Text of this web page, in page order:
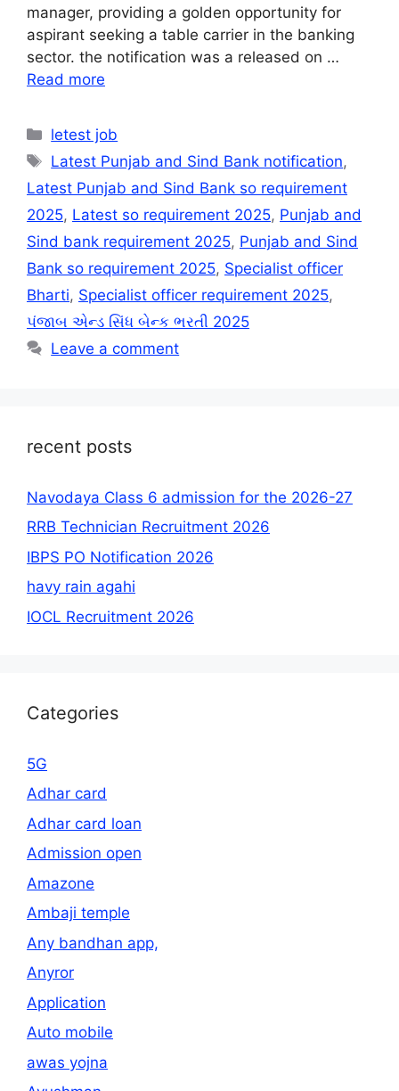
manager, providing a golden opportunity for
aspirant seeking a table carrier in the banking
sector. the notification was a released on …
Read more
Categories
letest job
Tags
Latest Punjab and Sind Bank notification,
Latest Punjab and Sind Bank so requirement
2025, Latest so requirement 2025, Punjab and
Sind bank requirement 2025, Punjab and Sind
Bank so requirement 2025, Specialist officer
Bharti, Specialist officer requirement 2025,
પંજાબ એન્ડ સિંધ બેન્ક ભરતી 2025
Leave a comment
recent posts
Navodaya Class 6 admission for the 2026-27
RRB Technician Recruitment 2026
IBPS PO Notification 2026
havy rain agahi
IOCL Recruitment 2026
Categories
5G
Adhar card
Adhar card loan
Admission open
Amazone
Ambaji temple
Any bandhan app,
Anyror
Application
Auto mobile
awas yojna